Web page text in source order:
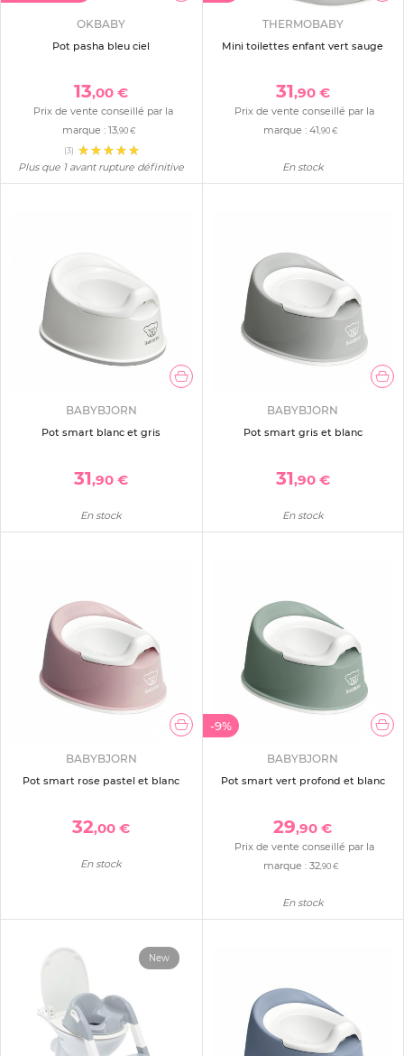
OKBABY
Pot pasha bleu ciel
13,00 €
Prix de vente conseillé par la
marque :13,90 €
(3)
Plus que 1 avant rupture définitive
THERMOBABY
Mini toilettes enfant vert sauge
31,90 €
Prix de vente conseillé par la
marque :41,90 €
En stock
BABYBJORN
Pot smart blanc et gris
31,90 €
En stock
BABYBJORN
Pot smart gris et blanc
31,90 €
En stock
BABYBJORN
Pot smart rose pastel et blanc
32,00 €
En stock
-9%
BABYBJORN
Pot smart vert profond et blanc
29,90 €
Prix de vente conseillé par la
marque : 32,90 €
En stock
New